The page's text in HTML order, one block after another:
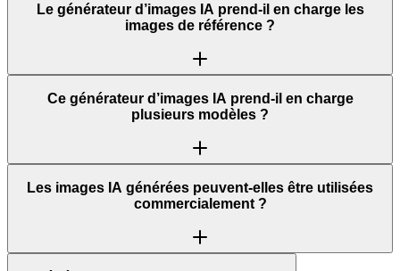
Le générateur d’images IA prend-il en charge les
images de référence ?
Ce générateur d’images IA prend-il en charge
plusieurs modèles ?
Les images IA générées peuvent-elles être utilisées
commercialement ?